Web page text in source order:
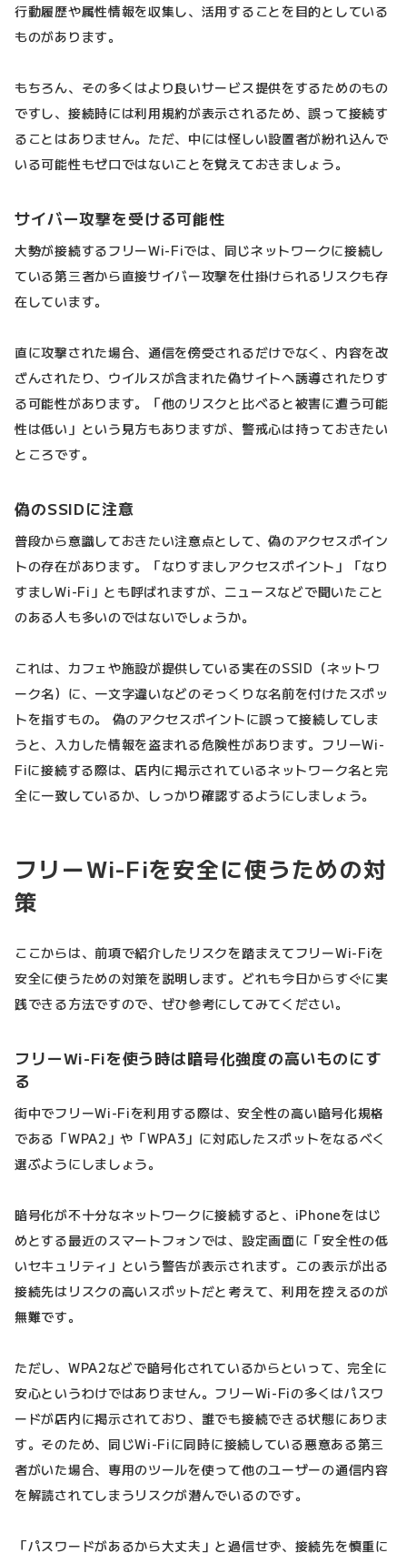
行動履歴や属性情報を収集し、活用することを目的としている
ものがあります。
もちろん、その多くはより良いサービス提供をするためのもの
ですし、接続時には利用規約が表示されるため、誤って接続す
ることはありません。ただ、中には怪しい設置者が紛れ込んで
いる可能性もゼロではないことを覚えておきましょう。
サイバー攻撃を受ける可能性
大勢が接続するフリーWi-Fiでは、同じネットワークに接続し
ている第三者から直接サイバー攻撃を仕掛けられるリスクも存
在しています。
直に攻撃された場合、通信を傍受されるだけでなく、内容を改
ざんされたり、ウイルスが含まれた偽サイトへ誘導されたりす
る可能性があります。「他のリスクと比べると被害に遭う可能
性は低い」という見方もありますが、警戒心は持っておきたい
ところです。
偽のSSIDに注意
普段から意識しておきたい注意点として、偽のアクセスポイン
トの存在があります。「なりすましアクセスポイント」「なり
すましWi-Fi」とも呼ばれますが、ニュースなどで聞いたこと
のある人も多いのではないでしょうか。
これは、カフェや施設が提供している実在のSSID（ネットワ
ーク名）に、一文字違いなどのそっくりな名前を付けたスポッ
トを指すもの。 偽のアクセスポイントに誤って接続してしま
うと、入力した情報を盗まれる危険性があります。フリーWi-
Fiに接続する際は、店内に掲示されているネットワーク名と完
全に一致しているか、しっかり確認するようにしましょう。
フリーWi-Fiを安全に使うための対
策
ここからは、前項で紹介したリスクを踏まえてフリーWi-Fiを
安全に使うための対策を説明します。どれも今日からすぐに実
践できる方法ですので、ぜひ参考にしてみてください。
フリーWi-Fiを使う時は暗号化強度の高いものにす
る
街中でフリーWi-Fiを利用する際は、安全性の高い暗号化規格
である「WPA2」や「WPA3」に対応したスポットをなるべく
選ぶようにしましょう。
暗号化が不十分なネットワークに接続すると、iPhoneをはじ
めとする最近のスマートフォンでは、設定画面に「安全性の低
いセキュリティ」という警告が表示されます。この表示が出る
接続先はリスクの高いスポットだと考えて、利用を控えるのが
無難です。
ただし、WPA2などで暗号化されているからといって、完全に
安心というわけではありません。フリーWi-Fiの多くはパスワ
ードが店内に掲示されており、誰でも接続できる状態にありま
す。そのため、同じWi-Fiに同時に接続している悪意ある第三
者がいた場合、専用のツールを使って他のユーザーの通信内容
を解読されてしまうリスクが潜んでいるのです。
「パスワードがあるから大丈夫」と過信せず、接続先を慎重に